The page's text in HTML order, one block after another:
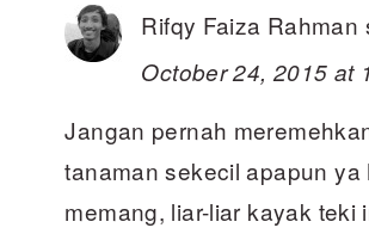
Rifqy Faiza Rahman
October 24, 2015 at
Jangan pernah
tanaman sekecil apapun ya
memang, liar-liar kayak teki